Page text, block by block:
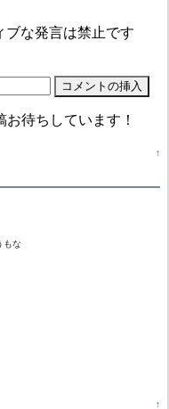
ブな発言は禁止です
待ちしています！
↑
もな
↑